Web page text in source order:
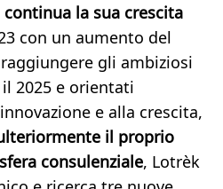
continua la sua crescita
con un aumento del
gli ambiziosi
2025 e orientati
e alla crescita,
il proprio
consulenziale, Lotrèk